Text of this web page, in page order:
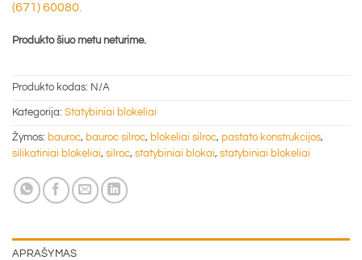
(671) 60080.
Produkto šiuo metu neturime.
Produkto kodas: N/A
Kategorija: Statybiniai blokeliai
Žymos: bauroc, bauroc silroc, blokeliai silroc, pastato konstrukcijos,
silikatiniai blokeliai, silroc, statybiniai blokai, statybiniai blokeliai
APRAŠYMAS